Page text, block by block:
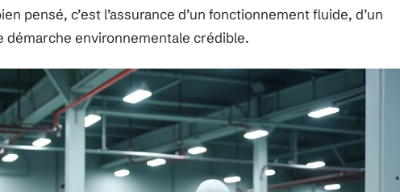
pensé, c’est l’assurance d’un fonctionnement fluide, d’un
démarche environnementale crédible.